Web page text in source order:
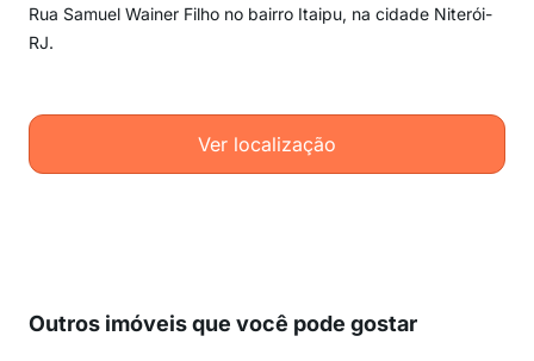
Rua Samuel Wainer Filho no bairro Itaipu, na cidade Niterói-
RJ.
Ver localização
Outros imóveis que você pode gostar